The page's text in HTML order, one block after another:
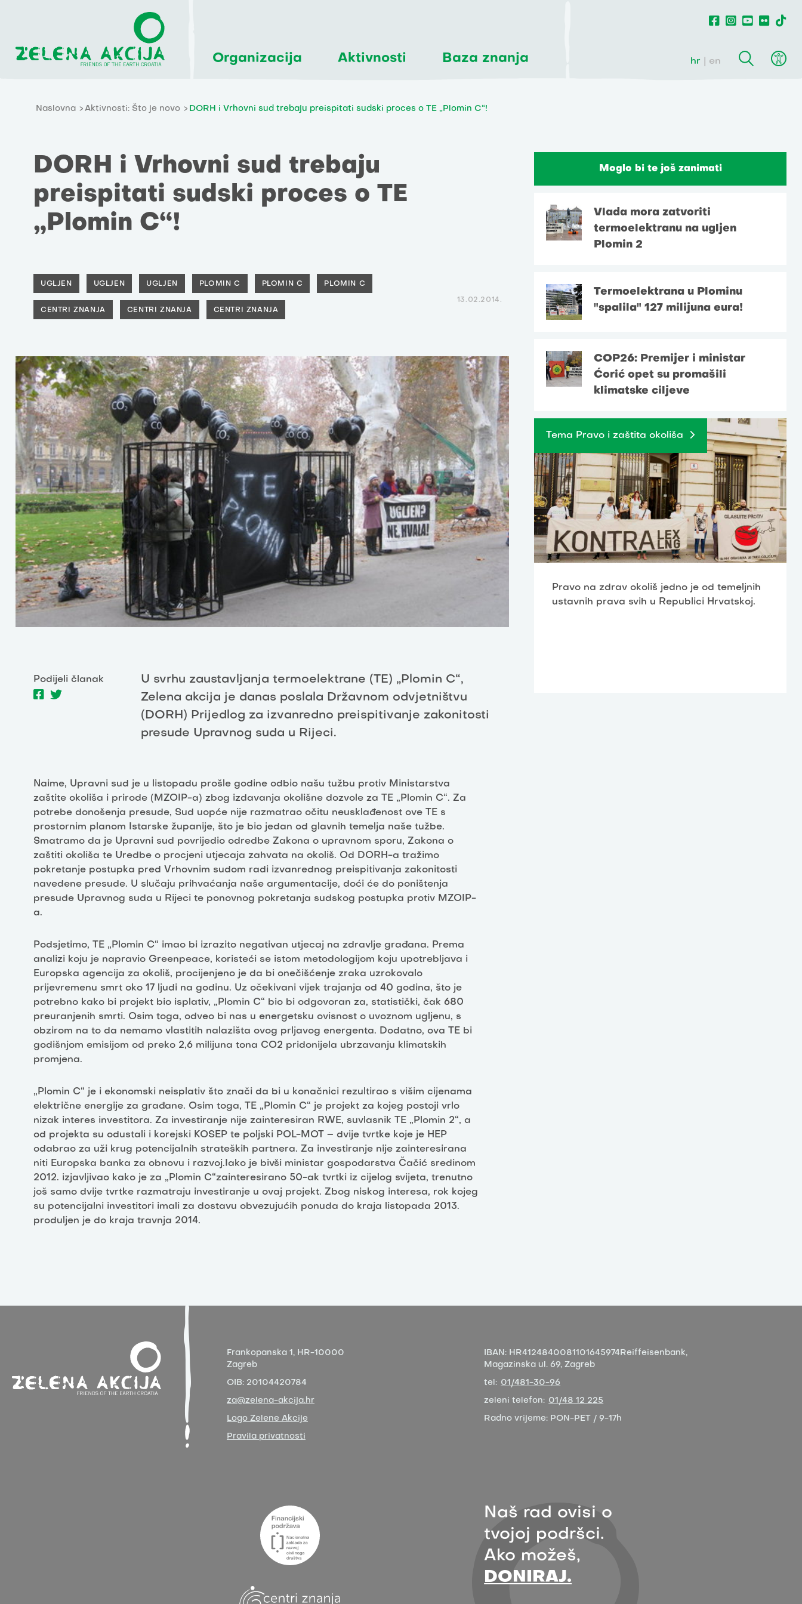
Organizacija Aktivnosti Baza znanja hr en
Naslovna Aktivnosti: Što je novo DORH i Vrhovni sud trebaju preispitati sudski proces o TE „Plomin C“!
DORH i Vrhovni sud trebaju
preispitati sudski proces o TE
„Plomin C“!
UGLJEN UGLJEN UGLJEN PLOMIN C PLOMIN C PLOMIN C
CENTRI ZNANJA CENTRI ZNANJA CENTRI ZNANJA
13.02.2014.
Podijeli članak
U svrhu zaustavljanja termoelektrane (TE) „Plomin C“,
Zelena akcija je danas poslala Državnom odvjetništvu
(DORH) Prijedlog za izvanredno preispitivanje zakonitosti
presude Upravnog suda u Rijeci.
Naime, Upravni sud je u listopadu prošle godine odbio našu tužbu protiv Ministarstva
zaštite okoliša i prirode (MZOIP-a) zbog izdavanja okolišne dozvole za TE „Plomin C“. Za
potrebe donošenja presude, Sud uopće nije razmatrao očitu neusklađenost ove TE s
prostornim planom Istarske županije, što je bio jedan od glavnih temelja naše tužbe.
Smatramo da je Upravni sud povrijedio odredbe Zakona o upravnom sporu, Zakona o
zaštiti okoliša te Uredbe o procjeni utjecaja zahvata na okoliš. Od DORH-a tražimo
pokretanje postupka pred Vrhovnim sudom radi izvanrednog preispitivanja zakonitosti
navedene presude. U slučaju prihvaćanja naše argumentacije, doći će do poništenja
presude Upravnog suda u Rijeci te ponovnog pokretanja sudskog postupka protiv MZOIP-
a.
Podsjetimo, TE „Plomin C“ imao bi izrazito negativan utjecaj na zdravlje građana. Prema
analizi koju je napravio Greenpeace, koristeći se istom metodologijom koju upotrebljava i
Europska agencija za okoliš, procijenjeno je da bi onečišćenje zraka uzrokovalo
prijevremenu smrt oko 17 ljudi na godinu. Uz očekivani vijek trajanja od 40 godina, što je
potrebno kako bi projekt bio isplativ, „Plomin C“ bio bi odgovoran za, statistički, čak 680
preuranjenih smrti. Osim toga, odveo bi nas u energetsku ovisnost o uvoznom ugljenu, s
obzirom na to da nemamo vlastitih nalazišta ovog prljavog energenta. Dodatno, ova TE bi
godišnjom emisijom od preko 2,6 milijuna tona CO2 pridonijela ubrzavanju klimatskih
promjena.
„Plomin C“ je i ekonomski neisplativ što znači da bi u konačnici rezultirao s višim cijenama
električne energije za građane. Osim toga, TE „Plomin C“ je projekt za kojeg postoji vrlo
nizak interes investitora. Za investiranje nije zainteresiran RWE, suvlasnik TE „Plomin 2“, a
od projekta su odustali i korejski KOSEP te poljski POL-MOT – dvije tvrtke koje je HEP
odabrao za uži krug potencijalnih strateških partnera. Za investiranje nije zainteresirana
niti Europska banka za obnovu i razvoj.Iako je bivši ministar gospodarstva Čačić sredinom
2012. izjavljivao kako je za „Plomin C“zainteresirano 50-ak tvrtki iz cijelog svijeta, trenutno
još samo dvije tvrtke razmatraju investiranje u ovaj projekt. Zbog niskog interesa, rok kojeg
su potencijalni investitori imali za dostavu obvezujućih ponuda do kraja listopada 2013.
produljen je do kraja travnja 2014.
Moglo bi te još zanimati
Vlada mora zatvoriti
termoelektranu na ugljen
Plomin 2
Termoelektrana u Plominu
"spalila" 127 milijuna eura!
COP26: Premijer i ministar
Ćorić opet su promašili
klimatske ciljeve
Tema Pravo i zaštita okoliša
Pravo na zdrav okoliš jedno je od temeljnih
ustavnih prava svih u Republici Hrvatskoj.
Frankopanska 1, HR-10000
Zagreb
OIB: 20104420784
za@zelena-akcija.hr
Logo Zelene Akcije
Pravila privatnosti
IBAN: HR4124840081101645974 Reiffeisenbank,
Magazinska ul. 69, Zagreb
tel: 01/481-30-96
zeleni telefon: 01/48 12 225
Radno vrijeme: PON-PET / 9-17h
Naš rad ovisi o
tvojoj podršci.
Ako možeš,
DONIRAJ.